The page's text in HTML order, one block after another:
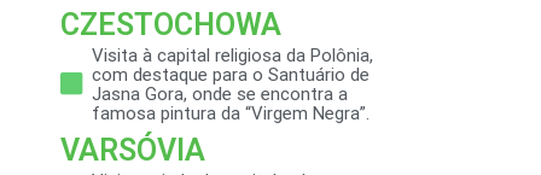
CZESTOCHOWA
Visita à capital religiosa da Polônia,
com destaque para o Santuário de
Jasna Gora, onde se encontra a
famosa pintura da “Virgem Negra”.
VARSÓVIA